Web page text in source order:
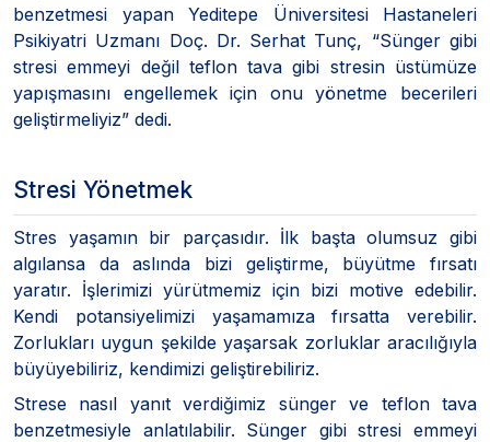
benzetmesi yapan Yeditepe Üniversitesi Hastaneleri
Psikiyatri Uzmanı Doç. Dr. Serhat Tunç, “Sünger gibi
stresi emmeyi değil teflon tava gibi stresin üstümüze
yapışmasını engellemek için onu yönetme becerileri
geliştirmeliyiz” dedi.
Stresi Yönetmek
Stres yaşamın bir parçasıdır. İlk başta olumsuz gibi
algılansa da aslında bizi geliştirme, büyütme fırsatı
yaratır. İşlerimizi yürütmemiz için bizi motive edebilir.
Kendi potansiyelimizi yaşamamıza fırsatta verebilir.
Zorlukları uygun şekilde yaşarsak zorluklar aracılığıyla
büyüyebiliriz, kendimizi geliştirebiliriz.
Strese nasıl yanıt verdiğimiz sünger ve teflon tava
benzetmesiyle anlatılabilir. Sünger gibi stresi emmeyi